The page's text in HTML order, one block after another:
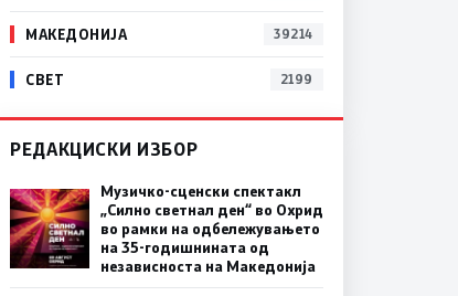
МАКЕДОНИЈА 39214
СВЕТ 2199
РЕДАКЦИСКИ ИЗБОР
Музичко-сценски спектакл
„Силно светнал ден“ во Охрид
во рамки на одбележувањето
на 35-годишнината од
независноста на Македонија